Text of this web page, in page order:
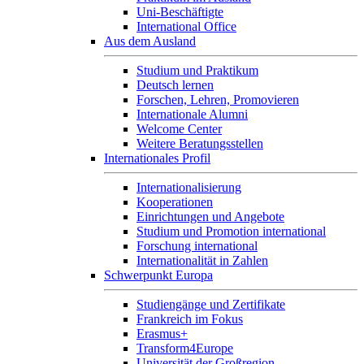
Uni-Beschäftigte
International Office
Aus dem Ausland
Studium und Praktikum
Deutsch lernen
Forschen, Lehren, Promovieren
Internationale Alumni
Welcome Center
Weitere Beratungsstellen
Internationales Profil
Internationalisierung
Kooperationen
Einrichtungen und Angebote
Studium und Promotion international
Forschung international
Internationalität in Zahlen
Schwerpunkt Europa
Studiengänge und Zertifikate
Frankreich im Fokus
Erasmus+
Transform4Europe